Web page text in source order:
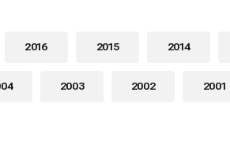
2016 2015 2014
2003 2002 2001